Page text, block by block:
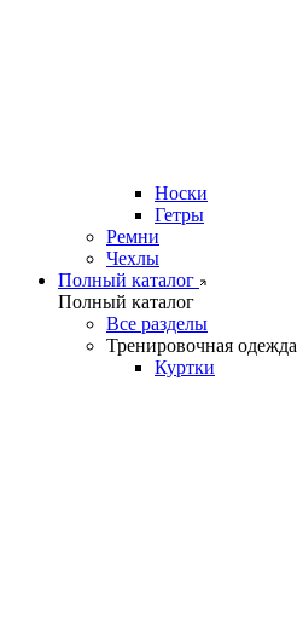
Носки
Гетры
Ремни
Чехлы
Полный каталог
Полный каталог
Все разделы
Тренировочная одежда
Куртки